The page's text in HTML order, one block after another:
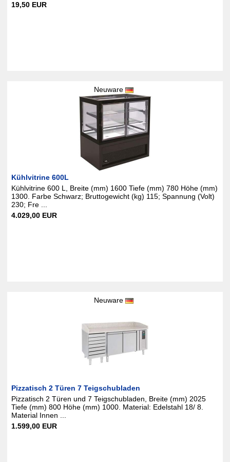
19,50 EUR
Neuware
Kühlvitrine 600L
Kühlvitrine 600 L, Breite (mm) 1600 Tiefe (mm) 780 Höhe (mm)
1300. Farbe Schwarz; Bruttogewicht (kg) 115; Spannung (Volt)
230; Fre ...
4.029,00 EUR
Neuware
Pizzatisch 2 Türen 7 Teigschubladen
Pizzatisch 2 Türen und 7 Teigschubladen, Breite (mm) 2025
Tiefe (mm) 800 Höhe (mm) 1000. Material: Edelstahl 18/ 8.
Material Innen ...
1.599,00 EUR